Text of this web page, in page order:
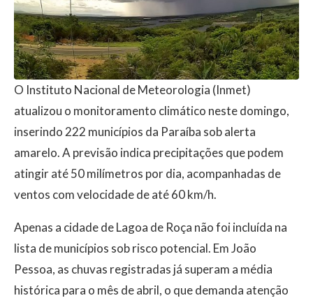
O Instituto Nacional de Meteorologia (Inmet)
atualizou o monitoramento climático neste domingo,
inserindo 222 municípios da Paraíba sob alerta
amarelo. A previsão indica precipitações que podem
atingir até 50 milímetros por dia, acompanhadas de
ventos com velocidade de até 60 km/h.
Apenas a cidade de Lagoa de Roça não foi incluída na
lista de municípios sob risco potencial. Em João
Pessoa, as chuvas registradas já superam a média
histórica para o mês de abril, o que demanda atenção